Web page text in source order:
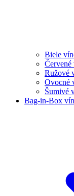
Biele
Červené
Ružové
Ovocné
Šumivé
Bag-in-Box